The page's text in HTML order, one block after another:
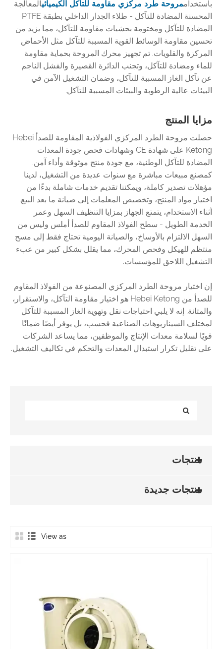
باستخداممروحة طرد مركزي مقاومة للتآكل الكيميائيالمعالجة
المحسنة المضادة للتآكل - طلاء الجدار الداخلي بطبقة PTFE
المضادة للتآكل ومختومة بحشيات مقاومة للتآكل، مما يزيد من
تحسين مقاومة الوسائط القوية المسببة للتآكل مثل الأحماض
المركزة والقلويات. تم تجهيز محرك المروحة بحماية مقاومة
للماء ومضادة للتآكل، وتجنب الدائرة القصيرة والفشل الناجم
عن تآكل الغاز المسببة للتآكل، وضمان التشغيل الآمن في
البيئات عالية الرطوبة والبيئات المسببة للتآكل.
مزايا المنتج
حصلت مروحة الطرد المركزي الفولاذية المقاومة للصدأ Hebei
Ketong على شهادة CE وشهادات فحص جودة المعدات
المضادة للتآكل الوطنية، مع جودة منتج موثوقة وأداء آمن.
كمصنع مبيعات مباشرة مع سنوات عديدة من التشغيل، لدينا
مؤهلات تصدير كاملة، ويمكننا تقديم خدمات شاملة بدءًا من
اختيار مواد المنتج، وتخصيص المعلمات إلى صيانة ما بعد البيع.
أثناء الاستخدام، يتمتع الجهاز بمزايا التنظيف السهل وعمر
الخدمة الطويل - سطح الفولاذ المقاوم للصدأ أملس وليس من
السهل الالتزام بالأوساخ، والصيانة اليومية تحتاج فقط إلى مسح
منتظم للهيكل وفحص المحرك، مما يقلل بشكل كبير من عبء
التشغيل اللاحق للمؤسسات.
إن اختيار مروحة الطرد المركزي المصنوعة من الفولاذ المقاوم
للصدأ من Hebei Ketong هو اختيار مقاومة التآكل، والاستقرار،
والمتانة. إنه لا يلبي احتياجات نقل وتهوية الغاز المسببة للتآكل
لمختلف السيناريوهات الصناعية فحسب، بل يوفر أيضًا ضمانًا
قويًا لسلامة معدات الإنتاج والموظفين، مما يساعد الشركات
على تقليل تكرار استبدال المعدات والتحكم في تكاليف التشغيل.
منتجات
منتجات جديدة
View as